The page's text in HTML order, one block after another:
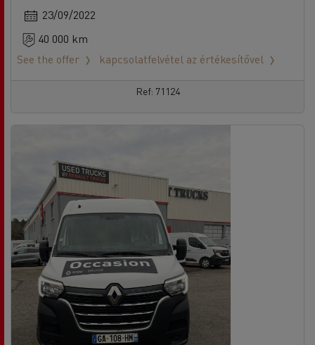
23/09/2022
40 000 km
See the offer
kapcsolatfelvétel az értékesítővel
Ref: 71124